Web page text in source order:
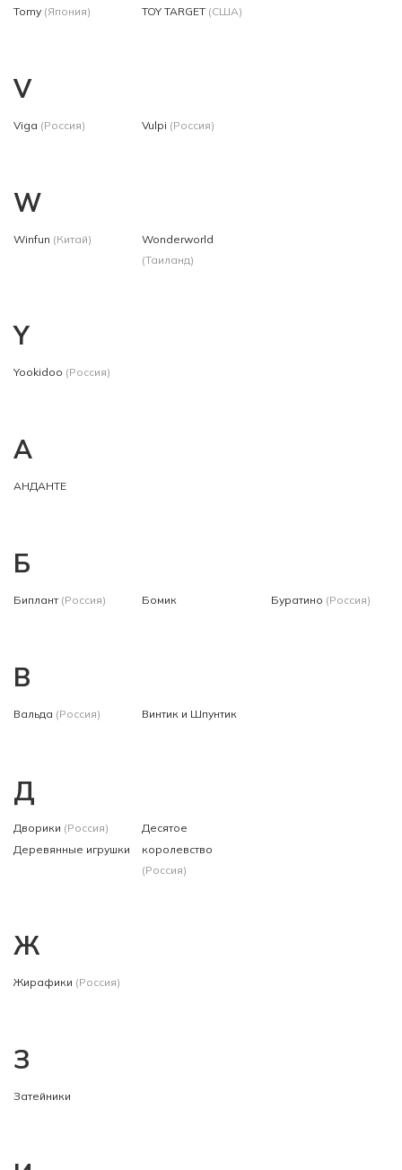
Tomy (Япония) TOY TARGET (США)
V
Viga (Россия) Vulpi (Россия)
W
Winfun (Китай)
Wonderworld
(Таиланд)
Y
Yookidoo (Россия)
А
АНДАНТЕ
Б
Биплант (Россия) Бомик Буратино (Россия)
В
Вальда (Россия) Винтик и Шпунтик
Д
Дворики (Россия)
Деревянные игрушки
Десятое
королевство
(Россия)
Ж
Жирафики (Россия)
З
Затейники